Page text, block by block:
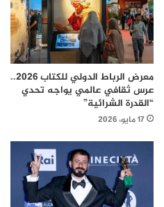
معرض الرباط الدولي للكتاب 2026..
عرس ثقافي عالمي يواجه تحدي
“القدرة الشرائية”
17 مايو، 2026